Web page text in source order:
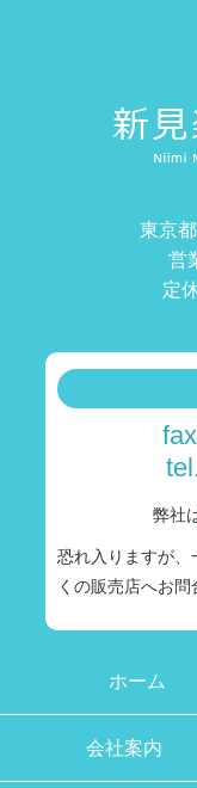
東京
営
定
弊社
恐れ入りますが、
くの販売店へお問
ホーム
会社案内